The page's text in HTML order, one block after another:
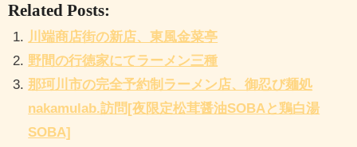
Related Posts:
川端商店街の新店、東風金菜亭
野間の行徳家にてラーメン三種
那珂川市の完全予約制ラーメン店、御忍び麺処
nakamulab.訪問[夜限定松茸醤油SOBAと鶏白湯
SOBA]